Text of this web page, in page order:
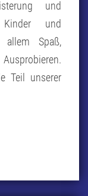
und
und
Spaß,
Teil unserer